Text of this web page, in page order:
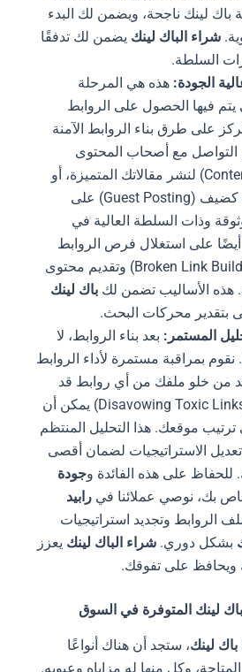
باك لينك ناجحة، ويضمن لك البدء
شراء الباك لينكيضمن لك تدفقًا
السلطة.
الجودة:هذه هي المرحلة
يتم فيها الحصول على الروابط
على طرق بناء الروابط الآمنة
التواصل مع أصحاب المحتوى
(Content Outreach) لنشر مقالاتك المتميزة، أو
نشر المقالات كضيف (Guest Posting) على
وذات السلطة العالية في
على استغلال فرص الروابط
المعطلة (Broken Link Building) وتقديم محتوى
هذه الأساليب تضمن لكباك لينك
محركات البحث.
المستمر: بعد بناء الروابط، لا
بمراقبة مستمرة لأداء الروابط
من خلو ملفك من أي روابط قد
تكون ضارة (Disavowing Toxic Links) يمكن أن
موقعك. هذا التحليل المنتظم
الاستراتيجيات لضمان أقصى
على هذه الفائدة و جودة
بك، نوصي عملائنا في رابيد
الروابط وتجديد استراتيجيات
دوري.شراء الباك لينكيعزز
على تفوقك.
لينك المتوفرة في السوق
لينك، ستجد أن هناك أنواعًا
وكل منها له مزاياه وعيوبه.